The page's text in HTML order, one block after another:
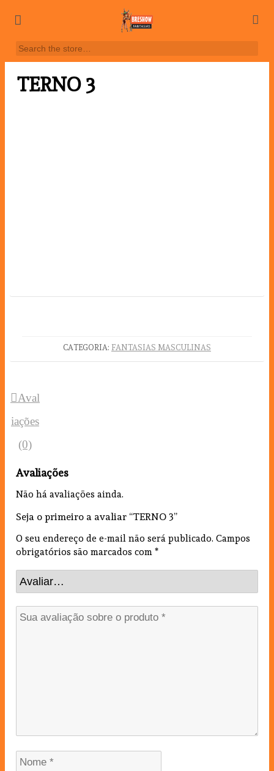
TERNO 3
CATEGORIA: FANTASIAS MASCULINAS
Aval
iações
(0)
Avaliações
Não há avaliações ainda.
Seja o primeiro a avaliar “TERNO 3”
O seu endereço de e-mail não será publicado. Campos
obrigatórios são marcados com *